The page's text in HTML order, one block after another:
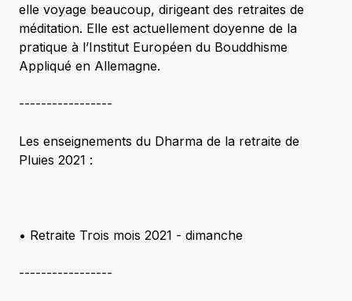
elle voyage beaucoup, dirigeant des retraites de
méditation. Elle est actuellement doyenne de la
pratique à l’Institut Européen du Bouddhisme
Appliqué en Allemagne.
-----------------
Les enseignements du Dharma de la retraite de
Pluies 2021 :
• Retraite Trois mois 2021 - dimanche
-----------------